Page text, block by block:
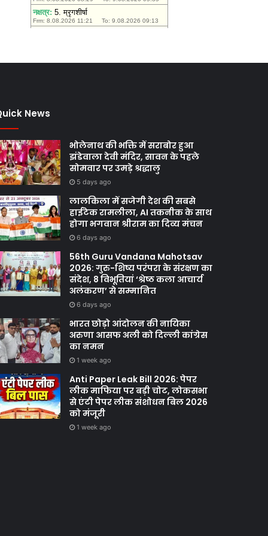
News
भोलेनाथ की भक्ति में सराबोर हुआ
झंडेवाला देवी मंदिर, सावन के पहले
सोमवार पर उमड़े श्रद्धालु
5 days ago
लालकिला में सजेगी देश की सबसे
हाईटेक रामलीला, AI तकनीक के साथ
होगा भगवान श्रीराम का दिव्य मंचन
6 days ago
56th Guru Vandana Mahotsav
2026: गुरु-शिष्य परंपरा के संरक्षण का
संदेश, 8 विभूतियां ‘श्रेष्ठ कला आचार्य
अलंकरण’ से सम्मानित
6 days ago
भारत छोड़ो आंदोलन की नायिका
अरुणा आसफ अली को दिल्ली कांग्रेस
का नमन
1 week ago
Anti Paper Leak Bill 2026: पेपर
लीक माफिया पर बड़ी चोट, लोकसभा
से एंटी पेपर लीक संशोधन बिल 2026
को मंजूरी
1 week ago